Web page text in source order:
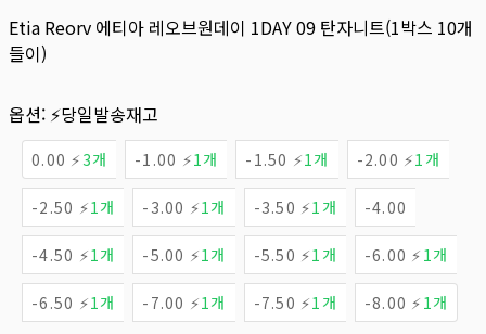
Etia Reorv 에티아 레오브원데이 1DAY 09 탄자니트(1박스 10개
들이)
옵션: ⚡당일발송재고
0.00 ⚡ 3개 -1.00 ⚡1개 -1.50 ⚡1개 -2.00 ⚡1개
-2.50 ⚡1개 -3.00 ⚡1개 -3.50 ⚡1개 -4.00
-4.50 ⚡1개 -5.00 ⚡1개 -5.50 ⚡1개 -6.00 ⚡ 1개
-6.50 ⚡1개 -7.00 ⚡1개 -7.50 ⚡1개 -8.00 ⚡ 1개